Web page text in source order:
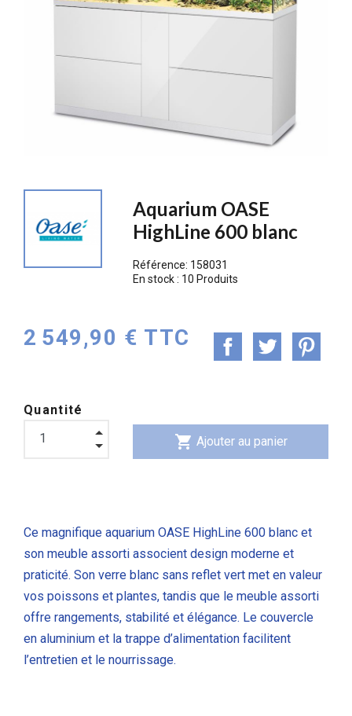
Aquarium OASE
HighLine 600 blanc
Référence: 158031
En stock : 10 Produits
2 549,90 € TTC
Quantité
shopping_cart Ajouter au panier
Ce magnifique aquarium OASE HighLine 600 blanc et
son meuble assorti associent design moderne et
praticité. Son verre blanc sans reflet vert met en valeur
vos poissons et plantes, tandis que le meuble assorti
offre rangements, stabilité et élégance. Le couvercle
en aluminium et la trappe d’alimentation facilitent
l’entretien et le nourrissage.